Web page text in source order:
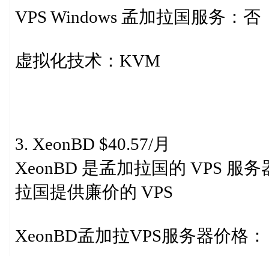
VPS Windows 孟加拉国服务：否
虚拟化技术：KVM
3. XeonBD $40.57/月
XeonBD 是孟加拉国的 VPS 服
拉国提供廉价的 VPS
XeonBD孟加拉VPS服务器价格：